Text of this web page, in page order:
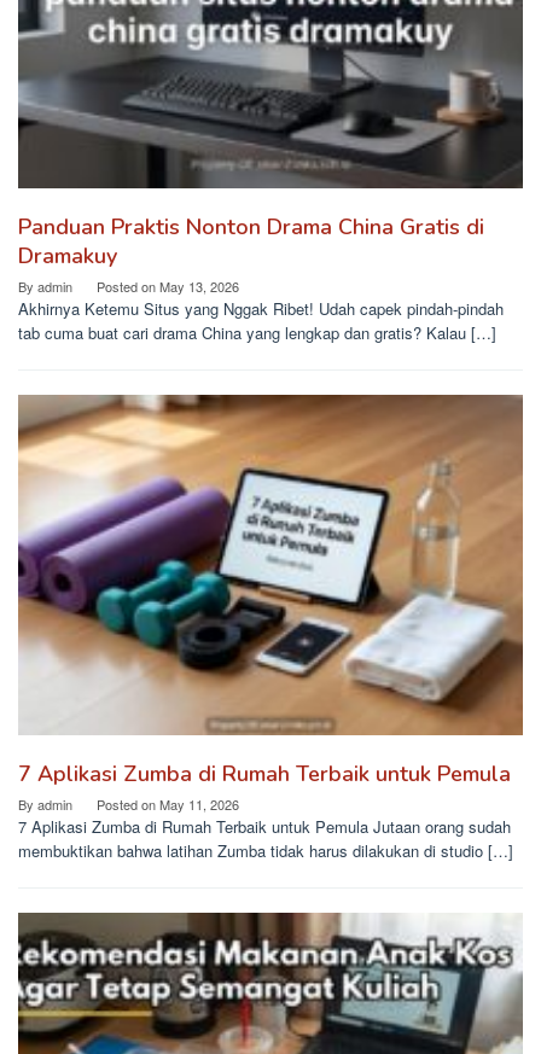
Panduan Praktis Nonton Drama China Gratis di
Dramakuy
By admin Posted onMay 13, 2026
Akhirnya Ketemu Situs yang Nggak Ribet! Udah capek pindah-pindah
tab cuma buat cari drama China yang lengkap dan gratis? Kalau […]
7 Aplikasi Zumba di Rumah Terbaik untuk Pemula
By admin Posted onMay 11, 2026
7 Aplikasi Zumba di Rumah Terbaik untuk Pemula Jutaan orang sudah
membuktikan bahwa latihan Zumba tidak harus dilakukan di studio […]